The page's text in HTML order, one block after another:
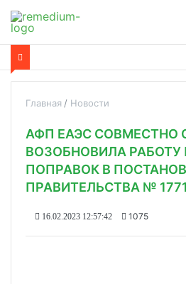
Главная Новости
АФП ЕАЭС СОВМЕСТНО
ВОЗОБНОВИЛА
ПОПРАВОК В
ПРАВИТЕЛЬСТВА № 1771
16.02.2023 12:57:42 1075